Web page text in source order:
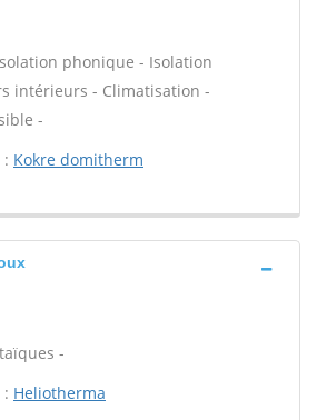
phonique - Isolation
intérieurs - Climatisation -
-
Kokre domitherm
-
Heliotherma